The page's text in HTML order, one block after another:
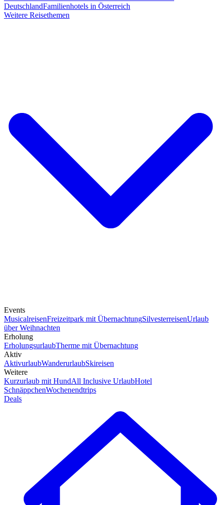
DeutschlandFamilienhotels in Österreich
Weitere Reisethemen
Events
MusicalreisenFreizeitpark mit ÜbernachtungSilvesterreisenUrlaub
über Weihnachten
Erholung
ErholungsurlaubTherme mit Übernachtung
Aktiv
AktivurlaubWanderurlaubSkireisen
Weitere
Kurzurlaub mit HundAll Inclusive UrlaubHotel
SchnäppchenWochenendtrips
Deals